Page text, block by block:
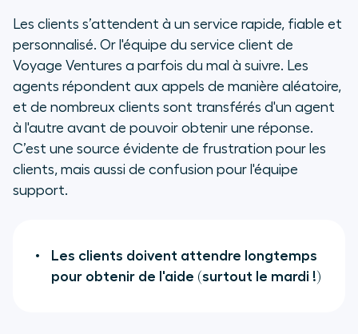
Les clients s’attendent à un service rapide, fiable et
personnalisé. Or l'équipe du service client de
Voyage Ventures a parfois du mal à suivre. Les
agents répondent aux appels de manière aléatoire,
et de nombreux clients sont transférés d'un agent
à l'autre avant de pouvoir obtenir une réponse.
C’est une source évidente de frustration pour les
clients, mais aussi de confusion pour l'équipe
support.
Les clients doivent attendre longtemps
pour obtenir de l'aide (surtout le mardi !)